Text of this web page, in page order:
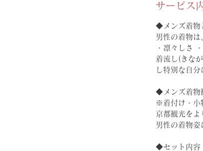
サービス
◆メンズ着物
男性の着物は
・凛々しさ
着流し(きな
し特別な自分
◆メンズ着物
※着付け・小
京都観光をよ
男性の着物姿
◆セット内容